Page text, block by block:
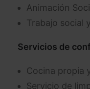
Animación
Trabajo social
Servicios de
Cocina propia
Servicio de